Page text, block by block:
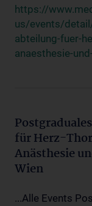
https://
us/events/
abteilung-fuer-
anaesthesie-
für Herz-
Anästhesie
Wien
...Alle Events